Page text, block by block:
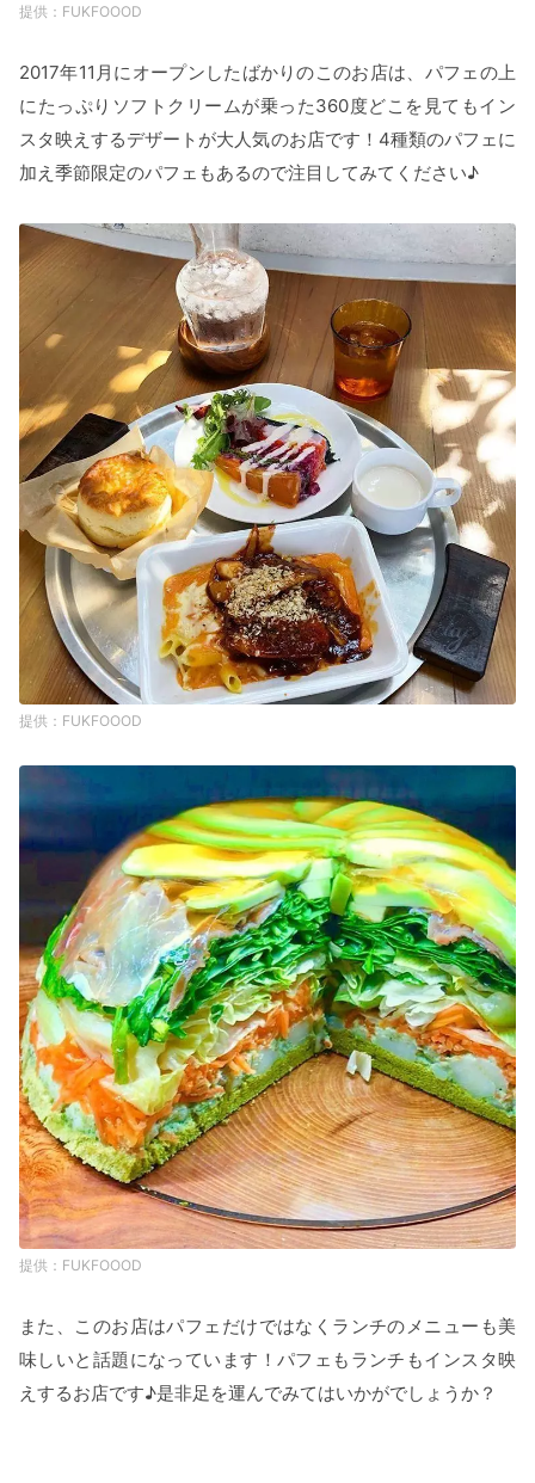
FUKFOOOD
2017年11月にオープンしたばかりのこのお店は、パフェの上
にたっぷりソフトクリームが乗った360度どこを見てもイン
スタ映えするデザートが大人気のお店です！4種類のパフェに
加え季節限定のパフェもあるので注目してみてください♪
FUKFOOOD
FUKFOOOD
また、このお店はパフェだけではなくランチのメニューも美
味しいと話題になっています！パフェもランチもインスタ映
えするお店です♪是非足を運んでみてはいかがでしょうか？